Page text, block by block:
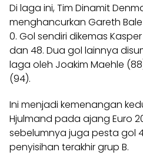
Di laga ini, Tim Dinamit
menghancurkan Gareth
0. Gol sendiri dikemas
dan 48. Dua gol lainnya
laga oleh Joakim Maehle
(94).
Ini menjadi kemenangan
Hjulmand pada ajang Euro
sebelumnya juga pesta gol
penyisihan terakhir grup B.